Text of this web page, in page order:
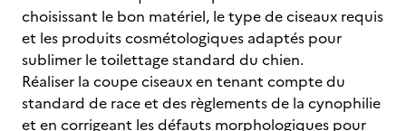
choisissant le bon matériel, le type de ciseaux requis
et les produits cosmétologiques adaptés pour
sublimer le toilettage standard du chien.
Réaliser la coupe ciseaux en tenant compte du
standard de race et des règlements de la cynophilie
et en corrigeant les défauts morphologiques pour